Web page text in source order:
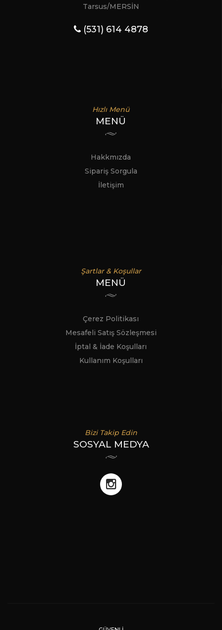
Tarsus/MERSİN
(531) 614 4878
Hızlı Menü
MENÜ
Hakkmızda
Sipariş Sorgula
İletişim
Şartlar & Koşullar
MENÜ
Çerez Politikası
Mesafeli Satış Sözleşmesi
İptal & İade Koşulları
Kullanım Koşulları
Bizi Takip Edin
SOSYAL MEDYA